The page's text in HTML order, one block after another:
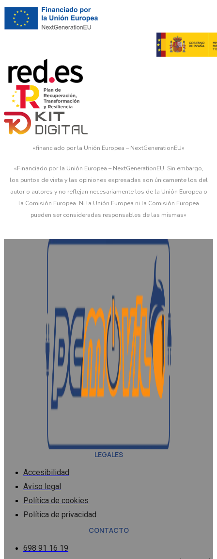
«financiado por la Unión Europea – NextGenerationEU»
«Financiado por la Unión Europea – NextGenerationEU. Sin embargo,
los puntos de vista y las opiniones expresadas son únicamente los del
autor o autores y no reflejan necesariamente los de la Unión Europea o
la Comisión Europea. Ni la Unión Europea ni la Comisión Europea
pueden ser consideradas responsables de las mismas»
LEGALES
Accesibilidad
Aviso legal
Política de cookies
Política de privacidad
CONTACTO
698 91 16 19